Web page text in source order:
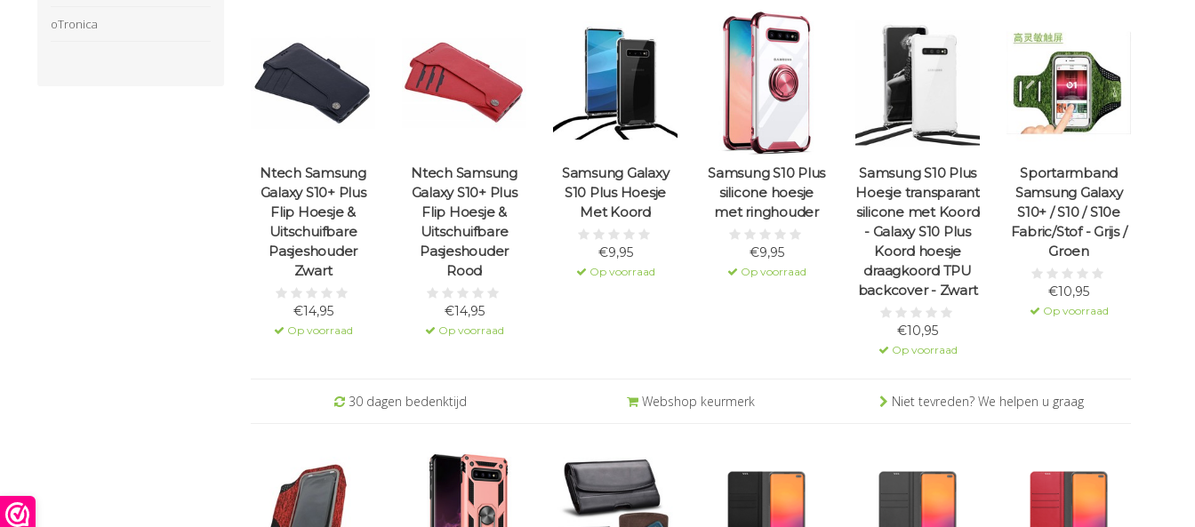
oTronica
Ntech Samsung
Galaxy S10+ Plus
Flip Hoesje &
Uitschuifbare
Pasjeshouder
Zwart
€14,95
Op voorraad
Ntech Samsung
Galaxy S10+ Plus
Flip Hoesje &
Uitschuifbare
Pasjeshouder
Rood
€14,95
Op voorraad
Samsung Galaxy
S10 Plus Hoesje
Met Koord
€9,95
Op voorraad
Samsung S10 Plus
silicone hoesje
met ringhouder
€9,95
Op voorraad
Samsung S10 Plus
Hoesje transparant
silicone met Koord
- Galaxy S10 Plus
Koord hoesje
draagkoord TPU
backcover - Zwart
€10,95
Op voorraad
Sportarmband
Samsung Galaxy
S10+ / S10 / S10e
Fabric/Stof - Grijs /
Groen
€10,95
Op voorraad
30 dagen bedenktijd Webshop keurmerk Niet tevreden? We helpen u graag